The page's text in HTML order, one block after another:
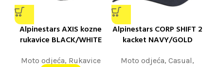
Alpinestars AXIS kozne
rukavice BLACK/WHITE
Moto odjeća, Rukavice
Alpinestars CORP SHIFT 2
kacket NAVY/GOLD
Moto odjeća, Casual,